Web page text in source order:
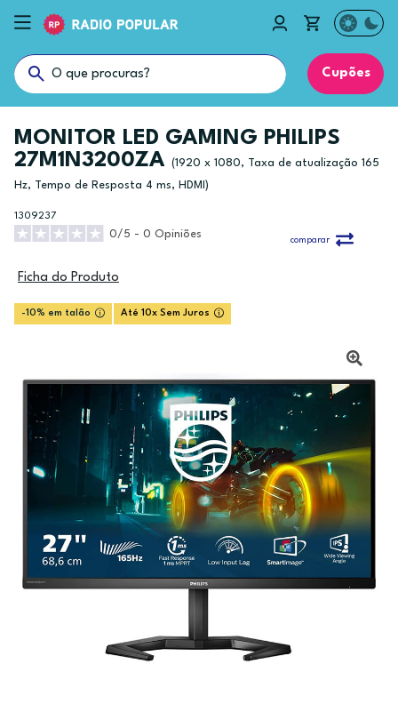
Cupões
MONITOR LED GAMING PHILIPS
27M1N3200ZA (1920 x 1080, Taxa de atualização 165
Hz, Tempo de Resposta 4 ms, HDMI)
1309237
0/5 - 0 Opiniões
comparar
Ficha do Produto
-10% em talão Até 10x Sem Juros